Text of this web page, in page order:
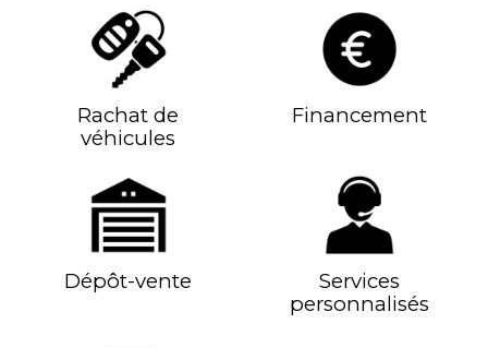
Rachat de
véhicules
Financement
Dépôt-vente
Services
personnalisés